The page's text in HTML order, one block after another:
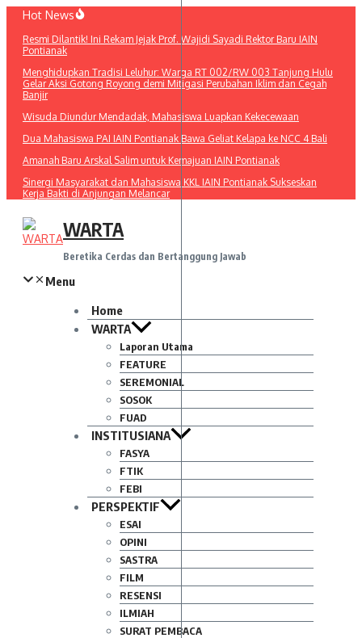
Lewati
konten
Hot News
Resmi Dilantik! Ini Rekam Jejak Prof. Wajidi Sayadi Rektor Baru IAIN
Pontianak
Menghidupkan Tradisi Leluhur: Warga RT 002/RW 003 Tanjung Hulu
Gelar Aksi Gotong Royong demi Mitigasi Perubahan Iklim dan Cegah
Banjir
Wisuda Diundur Mendadak, Mahasiswa Luapkan Kekecewaan
Dua Mahasiswa PAI IAIN Pontianak Bawa Geliat Kelapa ke NCC 4 Bali
Amanah Baru Arskal Salim untuk Kemajuan IAIN Pontianak
Sinergi Masyarakat dan Mahasiswa KKL IAIN Pontianak Sukseskan
Kerja Bakti di Anjungan Melancar
WARTA
Beretika Cerdas dan Bertanggung Jawab
Menu
Home
WARTA
Laporan Utama
FEATURE
SEREMONIAL
SOSOK
FUAD
INSTITUSIANA
FASYA
FTIK
FEBI
PERSPEKTIF
ESAI
OPINI
SASTRA
FILM
RESENSI
ILMIAH
SURAT PEMBACA